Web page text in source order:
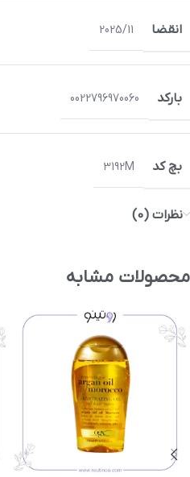
انقضا 2025/11
بارکد 0022796970060
بچ کد 3192M
نظرات (0)
محصولات مشابه